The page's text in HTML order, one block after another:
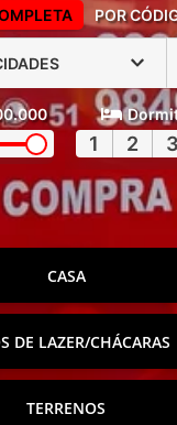
POR
1 2 3
CASA
DE LAZER/CHÁCARAS
TERRENOS